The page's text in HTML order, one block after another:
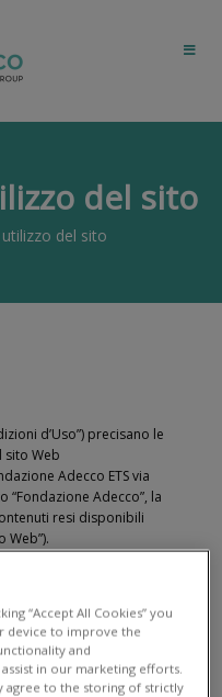
del sito
del sito
d’Uso”) precisano le
sito Web
Adecco ETS via
“Fondazione Adecco”, la
resi disponibili
Web”).
preferisci, ti consente di
“Accept All Cookies” you
device to improve the
and
in our marketing efforts.
agree to the storing of strictly